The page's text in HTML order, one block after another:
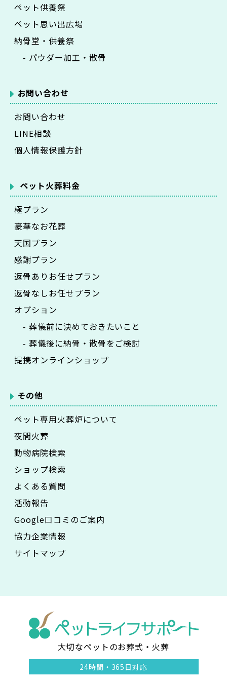
ペット供養祭
ペット思い出広場
納骨堂・供養祭
- パウダー加工・散骨
お問い合わせ
お問い合わせ
LINE相談
個人情報保護方針
ペット火葬料金
極プラン
豪華なお花葬
天国プラン
感謝プラン
返骨ありお任せプラン
返骨なしお任せプラン
オプション
- 葬儀前に決めておきたいこと
- 葬儀後に納骨・散骨をご検討
提携オンラインショップ
その他
ペット専用火葬炉について
夜間火葬
動物病院検索
ショップ検索
よくある質問
活動報告
Google口コミのご案内
協力企業情報
サイトマップ
ッ
大切なペットのお葬式・火葬
24時間・ 365日対応